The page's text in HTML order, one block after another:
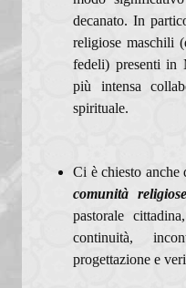
decanato. In
religiose maschili
fedeli) presenti in
più intensa
spirituale.
Ci è chiesto
comunità
pastorale
continuità,
progettazione e